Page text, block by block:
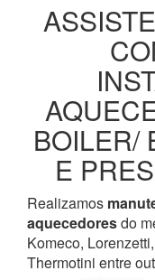
BOILER/
E
Realizamos
aquecedoresdo
Komeco,
Thermotini entre